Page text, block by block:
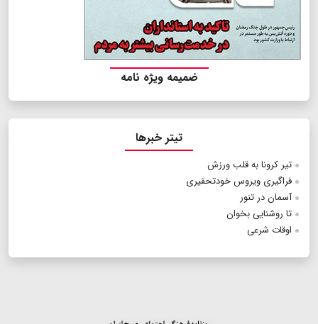
ضمیمه ویژه نامه
تیتر خبرها
تیر کرونا به قلب ورزش
فراگیری ویروس خودتحقیری
آسمان در تنور
تا روشنایی بخوان
اوقات شرعی